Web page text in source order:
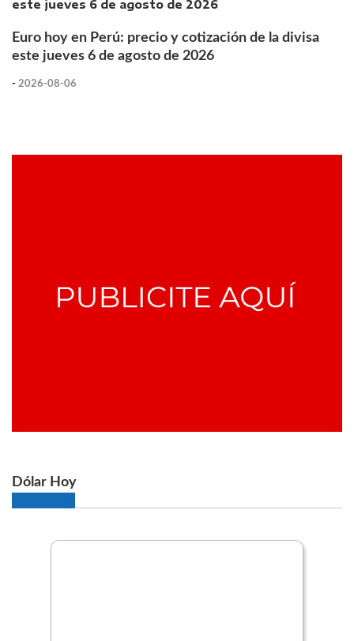
Euro hoy en Perú: precio y cotización de la divisa
este jueves 6 de agosto de 2026
- 2026-08-06
Dólar Hoy